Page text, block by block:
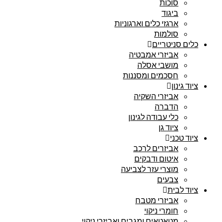
סוכות
ביגוד
ארגזי כלים וארגוניות
סולמות
כלים סניטריים
אביזרי אמבטיה
מושבי אסלה
חסכמים ומסננות
ציוד גינון
אביזרי השקיה
הדברה
כלי עבודה לגינון
ציוד גן
ציוד טכני
אביזרים לרכב
איטום ודבקים
מוצרי עזר לצביעה
צבעים
ציוד לבית
אביזרי מטבח
חומרי ניקוי